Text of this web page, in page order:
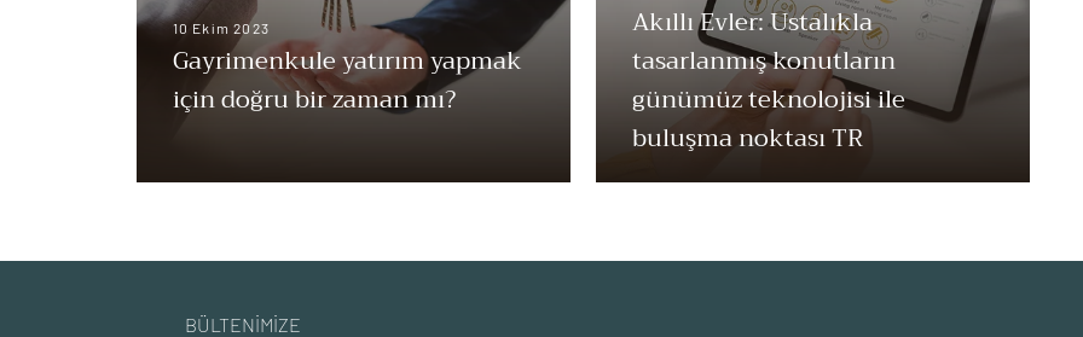
10 Ekim 2023
Gayrimenkule yatırım yapmak
için doğru bir zaman mı?
Akıllı Evler: Ustalıkla
tasarlanmış konutların
günümüz teknolojisi ile
buluşma noktası TR
BÜLTENİMİZE